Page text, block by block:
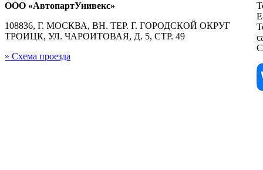
ООО «АвтопартУнивекс»
108836, Г. МОСКВА, ВН. ТЕР. Г. ГОРОДСКОЙ ОКРУГ
ТРОИЦК, УЛ. ЧАРОИТОВАЯ, Д. 5, СТР. 49
» Схема проезда